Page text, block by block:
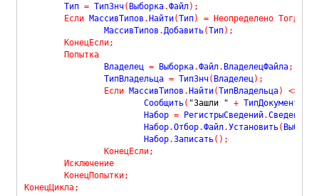
	Тип
= ТипЗнч( Выборка.Файл) ;
Если МассивТипов .Найти(Тип) = Неопределено Тогда
		МассивТипов
.Добавить(Тип) ;
КонецЕсли;
Попытка
		Владелец
= Выборка.Файл. ВладелецФайла;
		ТипВладельца
= ТипЗнч( Владелец ) ;
Если МассивТипов .Найти(ТипВладельца) <>
			Сообщить
( "Зашли " + ТипДокумента
			Набор
= РегистрыСведений.
			Набор
.Отбор.Файл.Установить( Выборка
			Набор
.Записать( ) ;
КонецЕсли;
Исключение
КонецПопытки;
КонецЦикла;